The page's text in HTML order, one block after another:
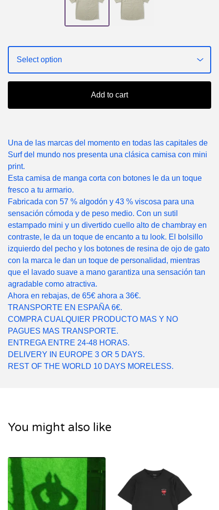
Add to cart
Una de las marcas del momento en todas las capitales de
Surf del mundo nos presenta una clásica camisa con mini
print.
Esta camisa de manga corta con botones le da un toque
fresco a tu armario.
Fabricada con 57 % algodón y 43 % viscosa para una
sensación cómoda y de peso medio. Con un sutil
estampado mini y un divertido cuello alto de chambray en
contraste, le da un toque de encanto a tu look. El bolsillo
izquierdo del pecho y los botones de resina de ojo de gato
con la marca le dan un toque de personalidad, mientras
que el lavado suave a mano garantiza una sensación tan
agradable como atractiva.
Ahora en rebajas, de 65€ ahora a 36€.
TRANSPORTE EN ESPAÑA 6€.
COMPRA CUALQUIER PRODUCTO MAS Y NO
PAGUES MAS TRANSPORTE.
ENTREGA ENTRE 24-48 HORAS.
DELIVERY IN EUROPE 3 OR 5 DAYS.
REST OF THE WORLD 10 DAYS MORELESS.
You might also like